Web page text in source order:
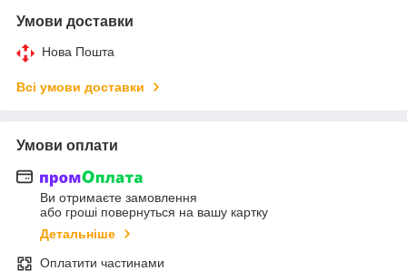
Умови доставки
Нова Пошта
Всі умови доставки
Умови оплати
Ви отримаєте замовлення
або гроші повернуться на вашу картку
Детальніше
Оплатити частинами